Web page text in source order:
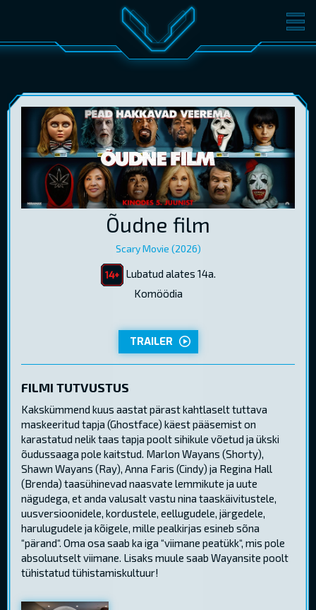
FILMID PILETID
KONVERENTS V-KLUBI
KINKEKAARDID
Õudne film
Scary Movie (2026)
Lubatud alates 14a.
Komöödia
TRAILER
FILMI TUTVUSTUS
Kakskümmend kuus aastat pärast kahtlaselt tuttava
maskeeritud tapja (Ghostface) käest pääsemist on
karastatud nelik taas tapja poolt sihikule võetud ja ükski
õudussaaga pole kaitstud. Marlon Wayans (Shorty),
Shawn Wayans (Ray), Anna Faris (Cindy) ja Regina Hall
(Brenda) taasühinevad naasvate lemmikute ja uute
nägudega, et anda valusalt vastu nina taaskäivitustele,
uusversioonidele, kordustele, eellugudele, järgedele,
harulugudele ja kõigele, mille pealkirjas esineb sõna
“pärand“. Oma osa saab ka iga “viimane peatükk“, mis pole
absoluutselt viimane. Lisaks muule saab Wayansite poolt
tühistatud tühistamiskultuur!